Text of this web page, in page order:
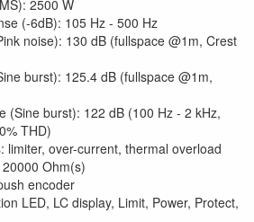
2500 W
(-6dB): 105 Hz - 500 Hz
noise): 130 dB (fullspace @1m, Crest
burst): 125.4 dB (fullspace @1m,
(Sine burst): 122 dB (100 Hz - 2 kHz,
THD)
limiter, over-current, thermal overload
Ohm(s)
encoder
LED, LC display, Limit, Power, Protect,